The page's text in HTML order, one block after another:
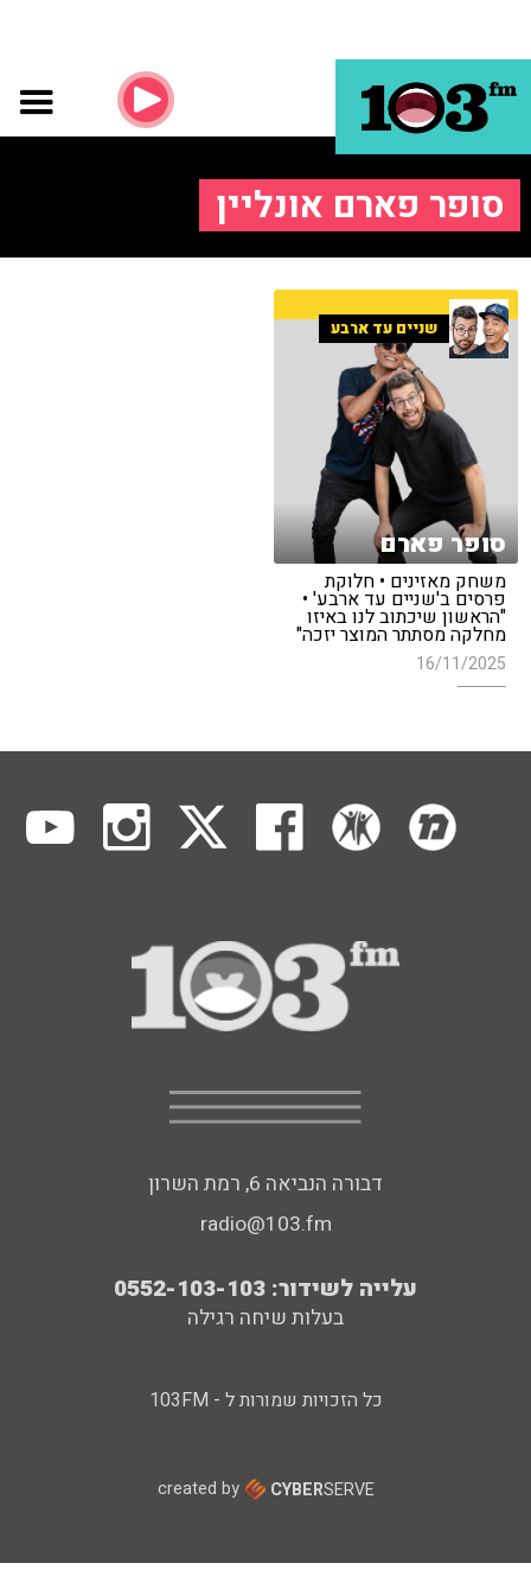
סופר פארם אונליין
שניים עד ארבע
סופר פארם
משחק מאזינים • חלוקת
פרסים ב'שניים עד ארבע' •
"הראשון שיכתוב לנו באיזו
מחלקה מסתתר המוצר יזכה"
16/11/2025
דבורה הנביאה 6, רמת השרון
radio@103.fm
עלייה לשידור: 0552-103-103
בעלות שיחה רגילה
כל הזכויות שמורות ל - 103FM
created by CYBERSERVE